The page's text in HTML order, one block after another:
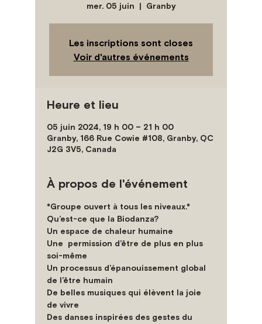
mer. 05 juin
  |
Granby
Les inscriptions sont closes
Voir d'autres événements
Heure et lieu
05 juin 2024, 19 h 00 – 21 h 00
Granby, 166 Rue Cowie #108, Granby, QC
J2G 3V5, Canada
À propos de l'événement
*Groupe ouvert à tous les niveaux.*
Qu’est-ce que la Biodanza?
Un espace de chaleur humaine
Une  permission d’être de plus en plus
soi-même
Un processus d’épanouissement global
de l’être humain
De belles musiques qui élèvent la joie
de vivre
Des danses inspirées des gestes du